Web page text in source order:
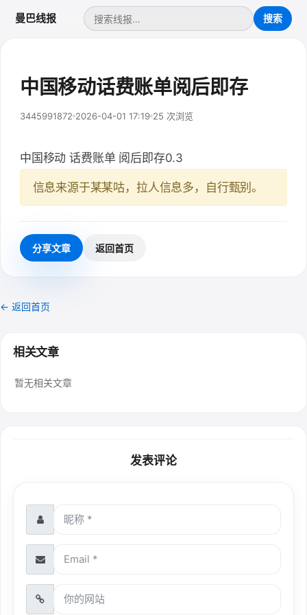
曼巴线报
中国移动话费账单阅后即存
3445991872 2026-04-01 17:19 25 次浏览
中国移动 话费账单 阅后即存0.3
信息来源于某某咕，拉人信息多，自行甄别。
分享文章 返回首页
← 返回首页
相关文章
暂无相关文章
发表评论